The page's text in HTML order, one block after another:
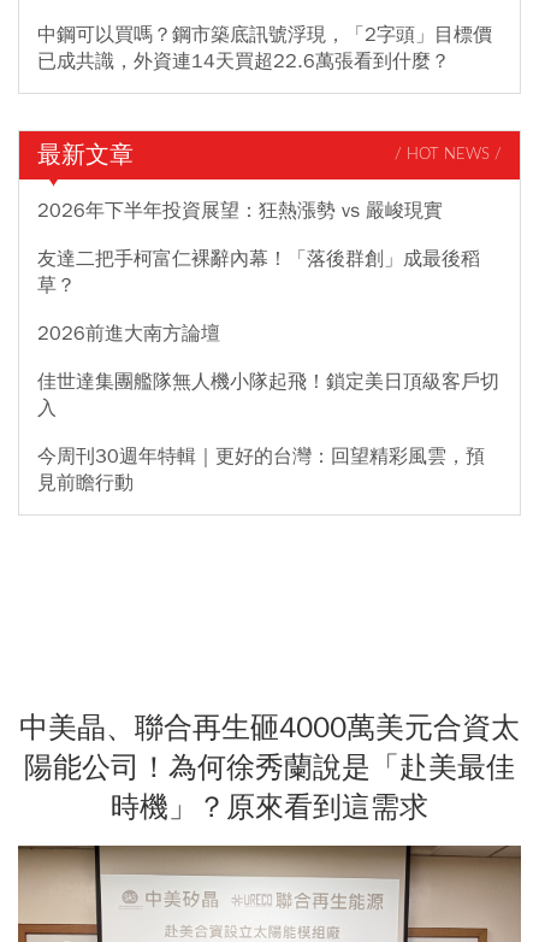
中鋼可以買嗎？鋼市築底訊號浮現，「2字頭」目標價
已成共識，外資連14天買超22.6萬張看到什麼？
最新文章 / HOT NEWS /
2026年下半年投資展望：狂熱漲勢 vs 嚴峻現實
友達二把手柯富仁裸辭內幕！「落後群創」成最後稻
草？
2026前進大南方論壇
佳世達集團艦隊無人機小隊起飛！鎖定美日頂級客戶切
入
今周刊30週年特輯｜更好的台灣：回望精彩風雲，預
見前瞻行動
中美晶、聯合再生砸4000萬美元合資太
陽能公司！為何徐秀蘭說是「赴美最佳
時機」？原來看到這需求